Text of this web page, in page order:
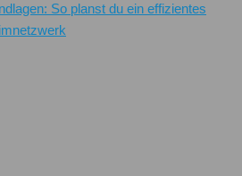
So planst du ein effizientes